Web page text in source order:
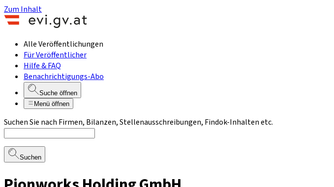
Zum Inhalt
Alle Veröffentlichungen
Für Veröffentlicher
Hilfe & FAQ
Benachrichtigungs-Abo
Suche öffnen
Menü öffnen
Suchen Sie nach Firmen, Bilanzen, Stellenausschreibungen, Findok-Inhalten etc.
Suchen